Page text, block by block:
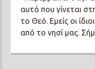
αυτό που γίνεται
το Θεό. Εμείς οι
από το νησί μας.